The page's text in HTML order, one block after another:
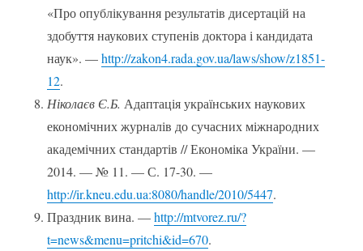
«Про опублікування результатів дисертацій на
здобуття наукових ступенів доктора і кандидата
наук». —http://zakon4.rada.gov.ua/laws/show/z1851-
12.
Ніколаєв Є.Б. Адаптація українських наукових
економічних журналів до сучасних міжнародних
академічних стандартів // Економіка України. —
2014. — № 11. — С. 17-30. —
http://ir.kneu.edu.ua:8080/handle/2010/5447.
Праздник вина. —http://mtvorez.ru/?
t=news&menu=pritchi&id=670.